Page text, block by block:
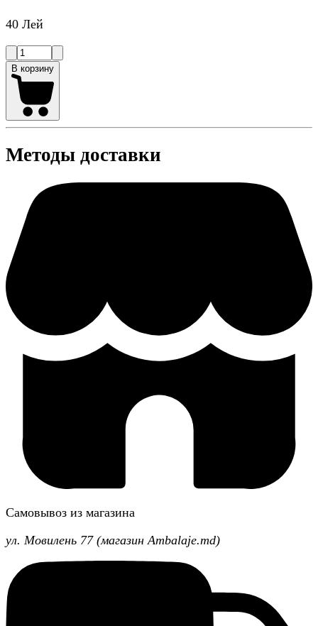
40 Лей
В корзину
Методы доставки
Самовывоз из магазина
ул. Мовилень 77 (магазин Ambalaje.md)